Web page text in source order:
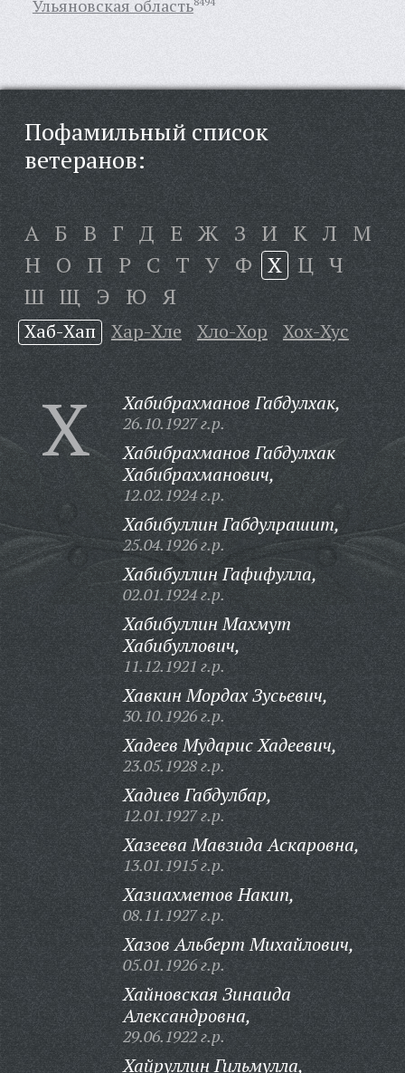
Ульяновская область
Пофамильный список
ветеранов:
А Б В Г Д Е Ж З И К Л М
Н О П Р С Т У Ф Х Ц Ч
Ш Щ Э Ю Я
Хаб-Хап Хар-Хле Хло-Хор Хох-Хус
Х Хабибрахманов Габдулхак,
26.10.1927 г.р.
Хабибрахманов Габдулхак
Хабибрахманович,
12.02.1924 г.р.
Хабибуллин Габдулрашит,
25.04.1926 г.р.
Хабибуллин Гафифулла,
02.01.1924 г.р.
Хабибуллин Махмут
Хабибуллович,
11.12.1921 г.р.
Хавкин Мордах Зусьевич,
30.10.1926 г.р.
Хадеев Мударис Хадеевич,
23.05.1928 г.р.
Хадиев Габдулбар,
12.01.1927 г.р.
Хазеева Мавзида Аскаровна,
13.01.1915 г.р.
Хазиахметов Накип,
08.11.1927 г.р.
Хазов Альберт Михайлович,
05.01.1926 г.р.
Хайновская Зинаида
Александровна,
29.06.1922 г.р.
Хайруллин Гильмулла,